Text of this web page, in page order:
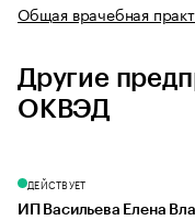
Общая врачебная
Другие
ОКВЭД
ДЕЙСТВУЕТ
ИП Васильева Елена